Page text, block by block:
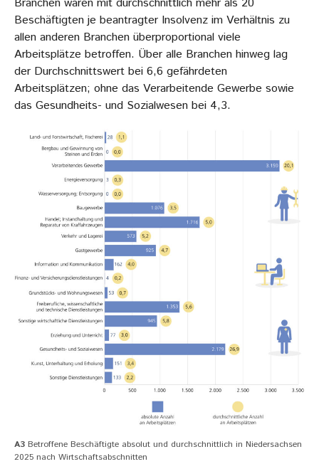
Beschäftigten je beantragter Insolvenz im Verhältnis zu
allen anderen Branchen überproportional viele
Arbeitsplätze betroffen. Über alle Branchen hinweg lag
der Durchschnittswert bei 6,6 gefährdeten
Arbeitsplätzen; ohne das Verarbeitende Gewerbe sowie
das Gesundheits- und Sozialwesen bei 4,3.
A3 Betroffene Beschäftigte absolut und durchschnittlich in Niedersachsen
2025 nach Wirtschaftsabschnitten